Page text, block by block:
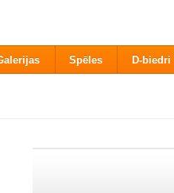
Spēles D-biedri